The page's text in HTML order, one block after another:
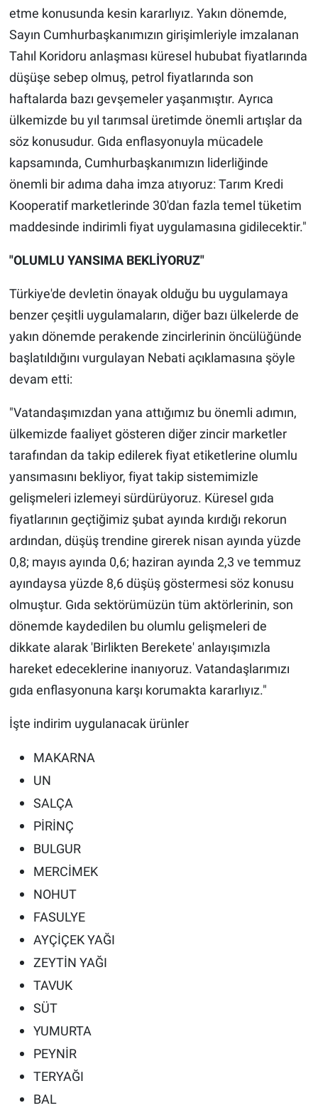
etme konusunda kesin kararlıyız. Yakın dönemde,
Sayın Cumhurbaşkanımızın girişimleriyle imzalanan
Tahıl Koridoru anlaşması küresel hububat fiyatlarında
düşüşe sebep olmuş, petrol fiyatlarında son
haftalarda bazı gevşemeler yaşanmıştır. Ayrıca
ülkemizde bu yıl tarımsal üretimde önemli artışlar da
söz konusudur. Gıda enflasyonuyla mücadele
kapsamında, Cumhurbaşkanımızın liderliğinde
önemli bir adıma daha imza atıyoruz: Tarım Kredi
Kooperatif marketlerinde 30'dan fazla temel tüketim
maddesinde indirimli fiyat uygulamasına gidilecektir."
"OLUMLU YANSIMA BEKLİYORUZ"
Türkiye'de devletin önayak olduğu bu uygulamaya
benzer çeşitli uygulamaların, diğer bazı ülkelerde de
yakın dönemde perakende zincirlerinin öncülüğünde
başlatıldığını vurgulayan Nebati açıklamasına şöyle
devam etti:
"Vatandaşımızdan yana attığımız bu önemli adımın,
ülkemizde faaliyet gösteren diğer zincir marketler
tarafından da takip edilerek fiyat etiketlerine olumlu
yansımasını bekliyor, fiyat takip sistemimizle
gelişmeleri izlemeyi sürdürüyoruz. Küresel gıda
fiyatlarının geçtiğimiz şubat ayında kırdığı rekorun
ardından, düşüş trendine girerek nisan ayında yüzde
0,8; mayıs ayında 0,6; haziran ayında 2,3 ve temmuz
ayındaysa yüzde 8,6 düşüş göstermesi söz konusu
olmuştur. Gıda sektörümüzün tüm aktörlerinin, son
dönemde kaydedilen bu olumlu gelişmeleri de
dikkate alarak 'Birlikten Berekete' anlayışımızla
hareket edeceklerine inanıyoruz. Vatandaşlarımızı
gıda enflasyonuna karşı korumakta kararlıyız."
İşte indirim uygulanacak ürünler
MAKARNA
UN
SALÇA
PİRİNÇ
BULGUR
MERCİMEK
NOHUT
FASULYE
AYÇİÇEK YAĞI
ZEYTİN YAĞI
TAVUK
SÜT
YUMURTA
PEYNİR
TERYAĞI
BAL